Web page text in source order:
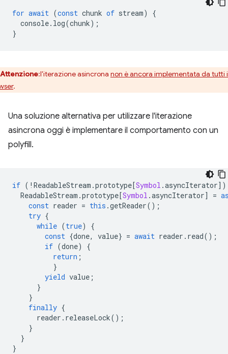
for await (const chunk of stream)
{
console. log(chunk);
}
Attenzione:l'iterazione asincrona non è ancora implementata da tutti i
.
Una soluzione alternativa per utilizzare l'iterazione
asincrona oggi è implementare il comportamento con un
polyfill.
if ( ! ReadableStream .prototype [Symbol .asyncIterator])
ReadableStream .prototype [Symbol .asyncIterator] =
const reader = this .getReader();
try {
while (true)
{
const {done, value} = await reader . read();
if (done)
{
return ;
}
yield value ;
}
}
finally {
reader . releaseLock();
}
}
}